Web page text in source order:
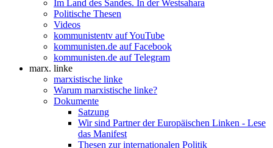
Im Land des Sandes. In der Westsahara
Politische Thesen
Videos
kommunistentv auf YouTube
kommunisten.de auf Facebook
kommunisten.de auf Telegram
marx. linke
marxistische linke
Warum marxistische linke?
Dokumente
Satzung
Wir sind Partner der Europäischen Linken - Lese
das Manifest
Thesen zur internationalen Politik